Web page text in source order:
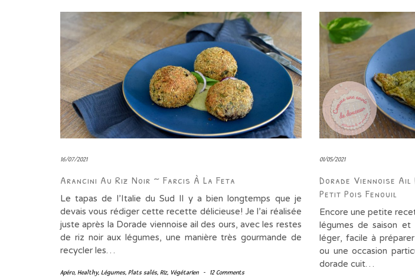
16/07/2021
Arancini Au Riz Noir ~ Farcis À La Feta
Le tapas de l’Italie du Sud Il y a bien longtemps que je
devais vous rédiger cette recette délicieuse! Je l’ai réalisée
juste après la Dorade viennoise ail des ours, avec les restes
de riz noir aux légumes, une manière très gourmande de
recycler les…
Apéro, Healthy, Légumes, Plats salés, Riz, Végétarien - 12 Comments
01/05/2021
Dorade Viennoise Ail
Petit Pois Fenouil
Encore une petite
légumes de saison
léger, facile à
ou une occasion
dorade cuit…